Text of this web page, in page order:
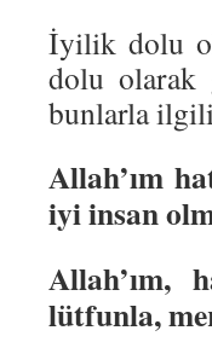
İyilik dolu
dolu olarak
bunlarla
Allah’ım
iyi insan
Allah’ım,
lütfunla,